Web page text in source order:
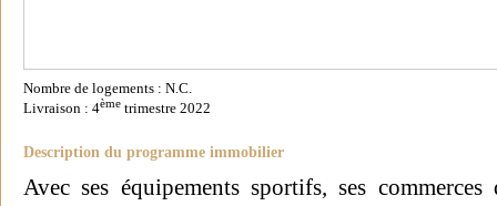
Nombre de logements : N.C.
Livraison : 4ème trimestre 2022
Description du programme immobilier
Avec ses équipements sportifs, ses